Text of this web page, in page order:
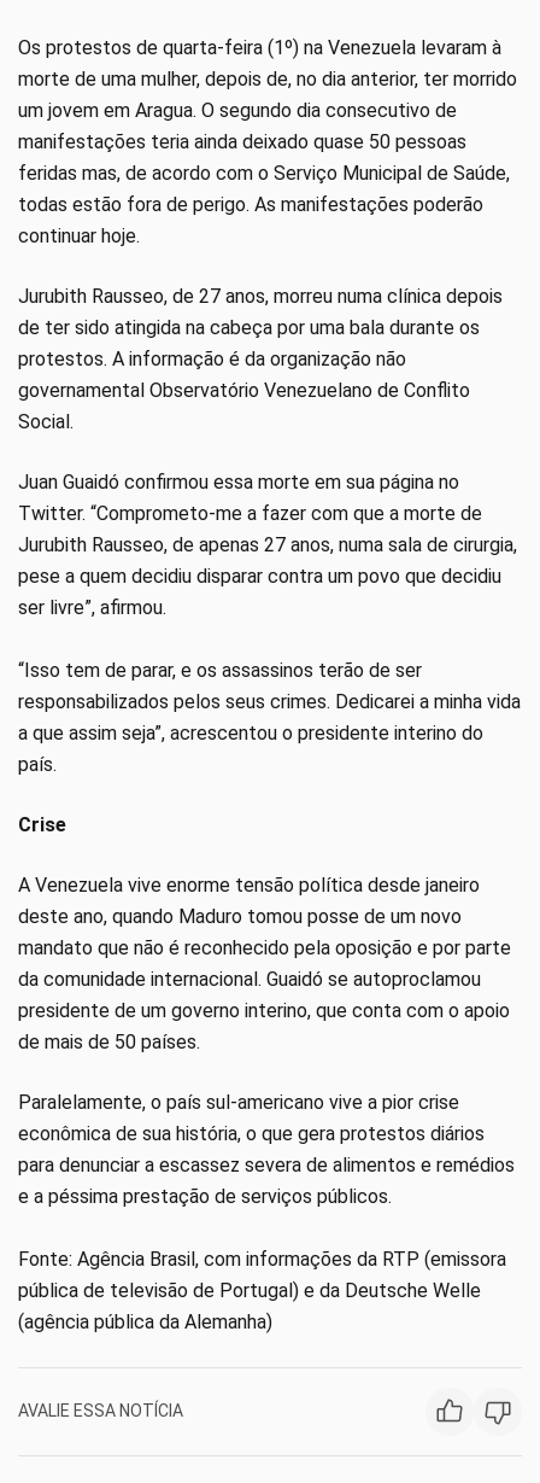
Os protestos de quarta-feira (1º) na Venezuela levaram à
morte de uma mulher, depois de, no dia anterior, ter morrido
um jovem em Aragua. O segundo dia consecutivo de
manifestações teria ainda deixado quase 50 pessoas
feridas mas, de acordo com o Serviço Municipal de Saúde,
todas estão fora de perigo. As manifestações poderão
continuar hoje.
Jurubith Rausseo, de 27 anos, morreu numa clínica depois
de ter sido atingida na cabeça por uma bala durante os
protestos. A informação é da organização não
governamental Observatório Venezuelano de Conflito
Social.
Juan Guaidó confirmou essa morte em sua página no
Twitter. “Comprometo-me a fazer com que a morte de
Jurubith Rausseo, de apenas 27 anos, numa sala de cirurgia,
pese a quem decidiu disparar contra um povo que decidiu
ser livre”, afirmou.
“Isso tem de parar, e os assassinos terão de ser
responsabilizados pelos seus crimes. Dedicarei a minha vida
a que assim seja”, acrescentou o presidente interino do
país.
Crise
A Venezuela vive enorme tensão política desde janeiro
deste ano, quando Maduro tomou posse de um novo
mandato que não é reconhecido pela oposição e por parte
da comunidade internacional. Guaidó se autoproclamou
presidente de um governo interino, que conta com o apoio
de mais de 50 países.
Paralelamente, o país sul-americano vive a pior crise
econômica de sua história, o que gera protestos diários
para denunciar a escassez severa de alimentos e remédios
e a péssima prestação de serviços públicos.
Fonte: Agência Brasil, com informações da RTP (emissora
pública de televisão de Portugal) e da Deutsche Welle
(agência pública da Alemanha)
AVALIE ESSA NOTÍCIA